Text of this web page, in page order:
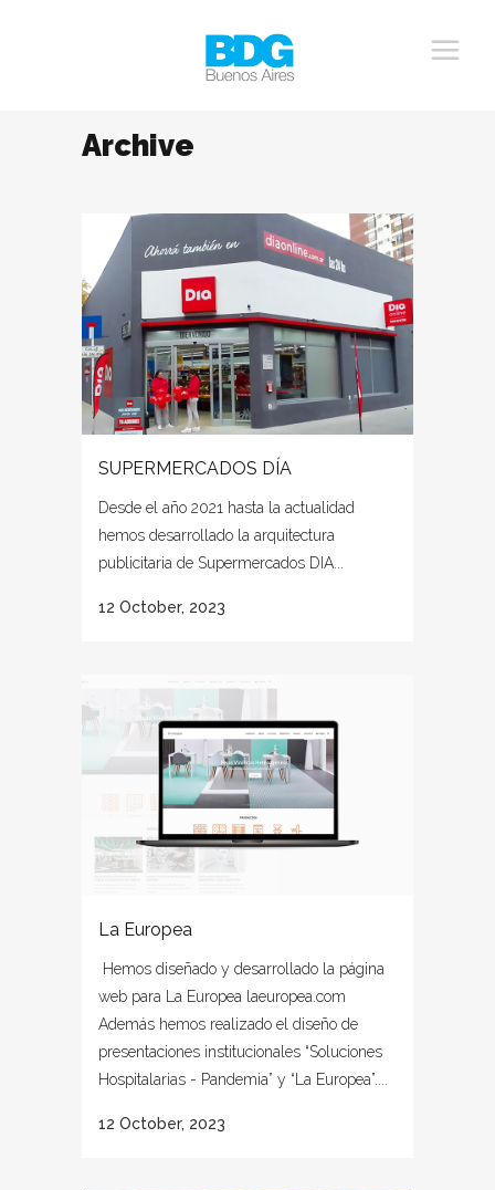
Archive
SUPERMERCADOS DÍA
Desde el año 2021 hasta la actualidad
hemos desarrollado la arquitectura
publicitaria de Supermercados DIA...
12 October, 2023
La Europea
Hemos diseñado y desarrollado la página
web para La Europea laeuropea.com
Además hemos realizado el diseño de
presentaciones institucionales “Soluciones
Hospitalarias - Pandemia” y “La Europea”....
12 October, 2023